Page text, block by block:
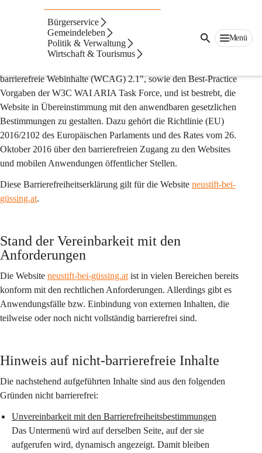
Bürgerservice
Gemeindeleben
Politik & Verwaltung
Wirtschaft & Tourismus
Menü
Barrierefreiheitserklärung
Die Gemeinde Neustift bei Güssing setzt sich gemeinsam mit
ihrem Technologiepartner citiesapps für einen höchstmöglichen
Grad an Barrierefreiheit für ihre Website
barrierefreie Webinhalte (WCAG) 2.1", sowie den Best-Practice
Vorgaben der W3C WAI ARIA Task Force, und ist bestrebt, die
Website in Übereinstimmung mit den anwendbaren gesetzlichen
Bestimmungen zu gestalten. Dazu gehört die Richtlinie (EU)
2016/2102 des Europäischen Parlaments und des Rates vom 26.
Oktober 2016 über den barrierefreien Zugang zu den Websites
und mobilen Anwendungen öffentlicher Stellen.
Diese Barrierefreiheitserklärung gilt für die Website neustift-bei-
güssing.at.
Stand der Vereinbarkeit mit den
Anforderungen
Die Website neustift-bei-güssing.at ist in vielen Bereichen bereits
konform mit den rechtlichen Anforderungen. Allerdings gibt es
Anwendungsfälle bzw. Einbindung von externen Inhalten, die
teilweise oder noch nicht vollständig barrierefrei sind.
Hinweis auf nicht-barrierefreie Inhalte
Die nachstehend aufgeführten Inhalte sind aus den folgenden
Gründen nicht barrierefrei:
Unvereinbarkeit mit den Barrierefreiheitsbestimmungen
Das Untermenü wird auf derselben Seite, auf der sie
aufgerufen wird, dynamisch angezeigt. Damit bleiben